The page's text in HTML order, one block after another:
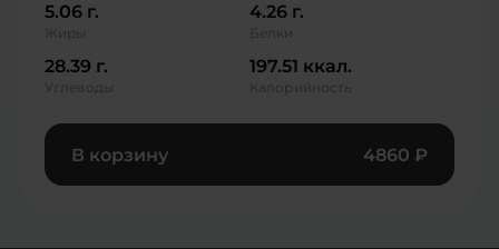
5.06 г.
Жиры
4.26 г.
Белки
28.39 г.
Углеводы
197.51 ккал.
Калорийность
В корзину 4860 ₽